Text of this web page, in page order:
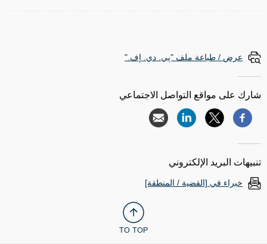
عرض / طباعة ملف "پي. دي. إف."
شارك على مواقع التواصل الاجتماعي
تنبيهات البريد الإلكتروني
خبراء في [القضية / المنطقة]
TO TOP